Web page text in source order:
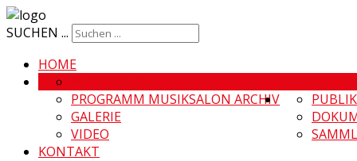
SUCHEN ...
HOME
PROGRAMM MUSIKSALON ARCHIV
GALERIE
VIDEO
KONTAKT